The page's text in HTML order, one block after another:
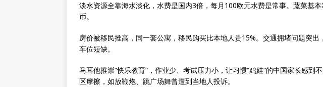
淡水资源全靠海水淡化，水费是国内3倍，每月100欧元水费是常事。蔬菜基
币。
房价被移民推高，同一套公寓，移民购买比本地人贵15%。交通拥堵问题突
车位短缺。
马耳他推崇“快乐教育”，作业少、考试压力小，让习惯“鸡娃”的中国家长感到
区摩擦，如放鞭炮、跳广场舞曾遭到当地人投诉。